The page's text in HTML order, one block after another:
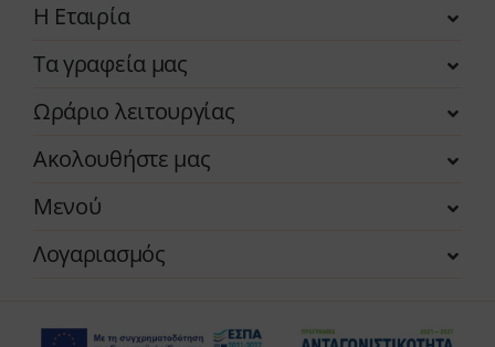
Η Εταιρία
Τα γραφεία μας
Ωράριο λειτουργίας
Ακολουθήστε μας
Μενού
Λογαριασμός